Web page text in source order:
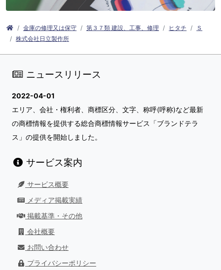
金庫の修理又は保守 第３７類 建設、工事、修理 ヒタチ
Ｓ
株式会社日立製作所
ニュースリリース
2022-04-01
エリア、会社・権利者、商標区分、文字、称呼(呼称)など最新
の商標情報を提供する総合商標情報サービス「ブランドテラ
ス」の提供を開始しました。
サービス案内
サービス概要
メディア掲載実績
掲載基準・その他
会社概要
お問い合わせ
プライバシーポリシー